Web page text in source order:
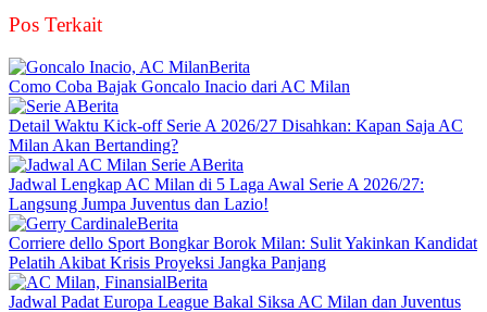
Pos Terkait
Berita
Como Coba Bajak Goncalo Inacio dari AC Milan
Berita
Detail Waktu Kick-off Serie A 2026/27 Disahkan: Kapan Saja AC
Milan Akan Bertanding?
Berita
Jadwal Lengkap AC Milan di 5 Laga Awal Serie A 2026/27:
Langsung Jumpa Juventus dan Lazio!
Berita
Corriere dello Sport Bongkar Borok Milan: Sulit Yakinkan Kandidat
Pelatih Akibat Krisis Proyeksi Jangka Panjang
Berita
Jadwal Padat Europa League Bakal Siksa AC Milan dan Juventus